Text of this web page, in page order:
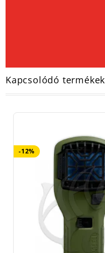
Kapcsolódó termékek
-12%